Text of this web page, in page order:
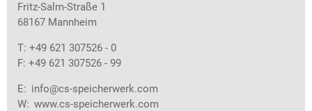
Fritz-Salm-Straße 1
68167 Mannheim
T: +49 621 307526 - 0
F: +49 621 307526 - 99
E: info@cs-speicherwerk.com
W: www.cs-speicherwerk.com